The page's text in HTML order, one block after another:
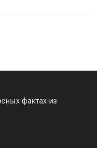
фактах из